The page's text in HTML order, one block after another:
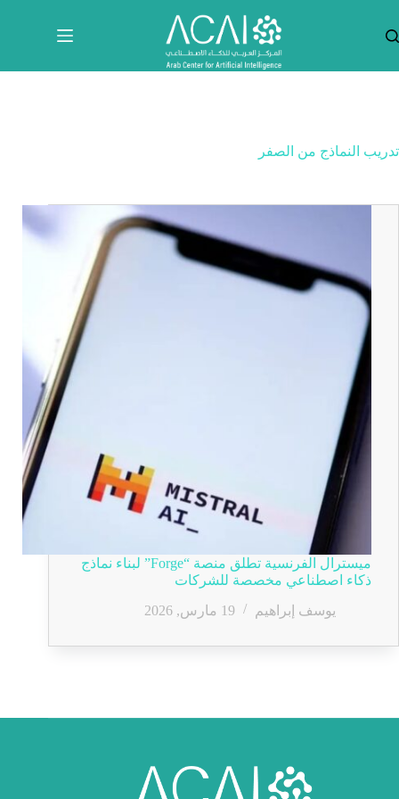
المحتوى
تدريب النماذج من الصفر
ميسترال الفرنسية تطلق منصة “Forge” لبناء نماذج
ذكاء اصطناعي مخصصة للشركات
يوسف إبراهيم
19 مارس, 2026